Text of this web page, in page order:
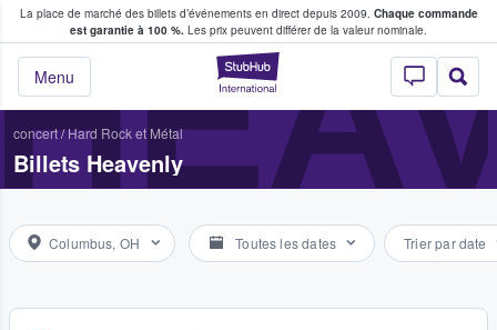
La place de marché des billets d’événements en direct depuis 2009. Chaque commande
est garantie à 100 %. Les prix peuvent différer de la valeur nominale.
StubHub - Où
Menu
fans achètent et vendent des billets
concert/Hard Rock et Métal
Billets Heavenly
Columbus, OH Toutes les dates Trier par date